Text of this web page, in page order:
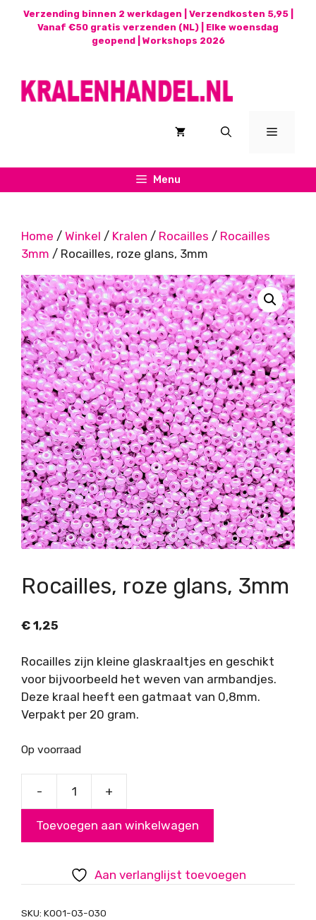
Verzending binnen 2 werkdagen | Verzendkosten 5,95 |
Vanaf €50 gratis verzenden (NL) | Elke woensdag
geopend | Workshops 2026
Menu
Menu
Home / Winkel / Kralen / Rocailles / Rocailles
3mm / Rocailles, roze glans, 3mm
Rocailles, roze glans, 3mm
€ 1,25
Rocailles zijn kleine glaskraaltjes en geschikt
voor bijvoorbeeld het weven van armbandjes.
Deze kraal heeft een gatmaat van 0,8mm.
Verpakt per 20 gram.
Op voorraad
-
glans,
aantal
+
Toevoegen aan winkelwagen
Aan verlanglijst toevoegen
SKU: K001-03-030